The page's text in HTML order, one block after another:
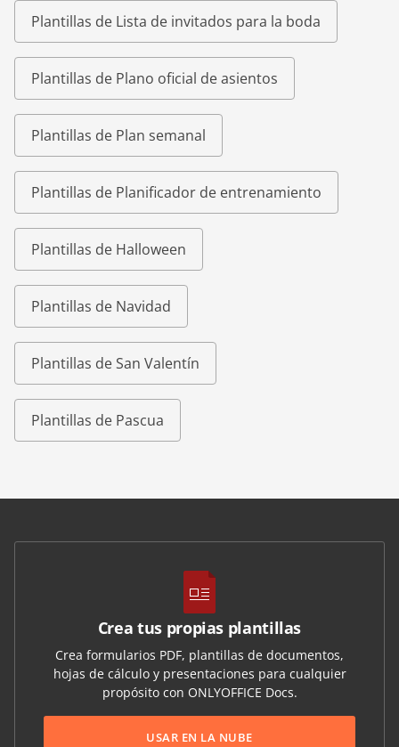
Plantillas de Lista de invitados para la boda
Plantillas de Plano oficial de asientos
Plantillas de Plan semanal
Plantillas de Planificador de entrenamiento
Plantillas de Halloween
Plantillas de Navidad
Plantillas de San Valentín
Plantillas de Pascua
Crea tus propias plantillas
Crea formularios PDF, plantillas de documentos,
hojas de cálculo y presentaciones para cualquier
propósito con ONLYOFFICE Docs.
USAR EN LA NUBE